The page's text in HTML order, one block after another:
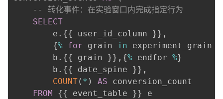
-- 转化事件：在实验窗口内完成指定行为
SELECT
        e
. {{ user_id_column }} ,
        {
% for grain in experiment_grain
        b
. {{ grain }} , {% endfor %}
        b
. {{ date_spine }} ,
COUNT( * ) AS conversion_count
FROM {{ event_table }} e